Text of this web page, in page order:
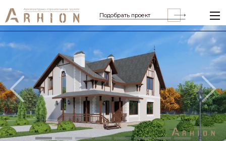
Подобрать проект
Previous